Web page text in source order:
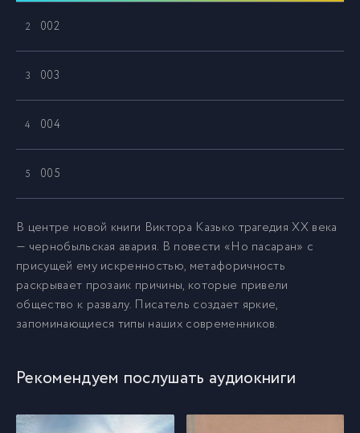
2 002
3 003
4 004
5 005
6 006
7 007
8 008
В центре новой книги Виктора Казько трагедия XX века
— чернобыльская авария. В повести «Но пасаран» с
присущей ему искренностью, метафоричность
раскрывает прозаик причины, которые привели
общество к развалу. Писатель создает яркие,
запоминающиеся типы наших современников.
Рекомендуем послушать аудиокниги